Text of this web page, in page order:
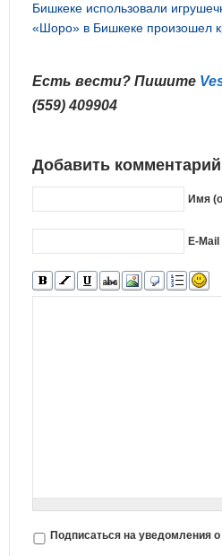
Бишкеке использовали
«Шоро» в Бишкеке произошел
Есть вести? Пишите
(559) 409904
Добавить комментарий
Имя
E-Mail
Подписаться на уведомления